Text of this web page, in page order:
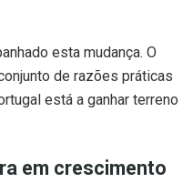
esta mudança. O
de razões práticas
está a ganhar terreno
em crescimento